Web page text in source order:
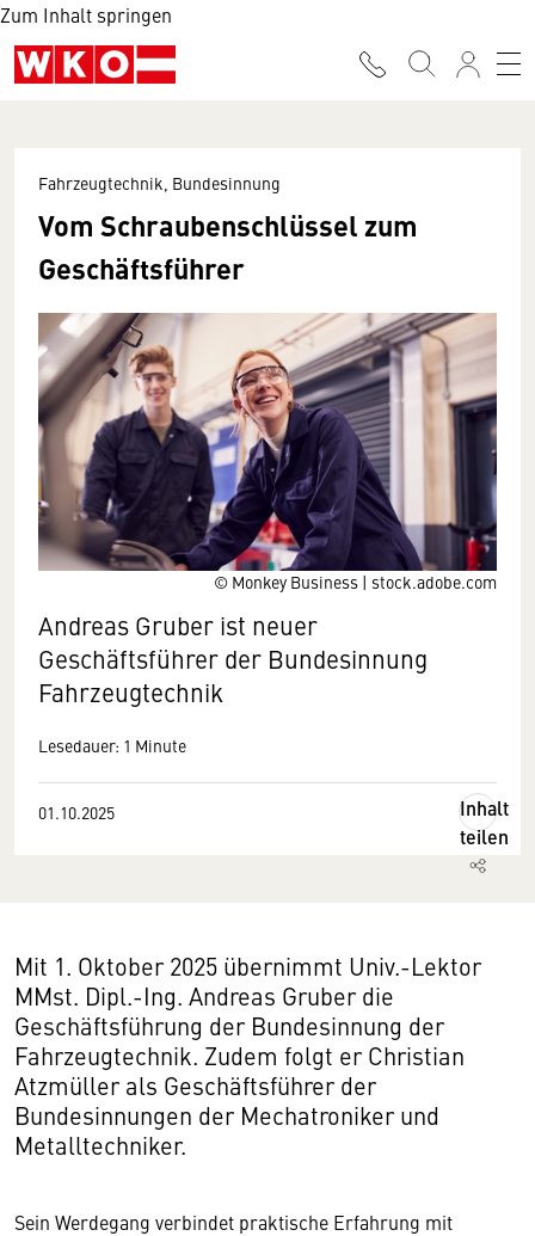
Zum Inhalt springen
© Monkey Business | stock.adobe.com
Fahrzeugtechnik, Bundesinnung
Vom Schraubenschlüssel zum
Geschäftsführer
Andreas Gruber ist neuer
Geschäftsführer der Bundesinnung
Fahrzeugtechnik
Lesedauer: 1 Minute
01.10.2025
Inhalt
teilen
Mit 1. Oktober 2025 übernimmt Univ.-Lektor
MMst. Dipl.-Ing. Andreas Gruber die
Geschäftsführung der Bundesinnung der
Fahrzeugtechnik. Zudem folgt er Christian
Atzmüller als Geschäftsführer der
Bundesinnungen der Mechatroniker und
Metalltechniker.
Sein Werdegang verbindet praktische Erfahrung mit